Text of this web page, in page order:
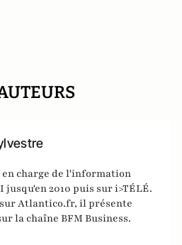
en charge de l'information
jusqu'en 2010 puis sur i>TÉLÉ.
Atlantico.fr, il présente
la chaîne BFM Business.